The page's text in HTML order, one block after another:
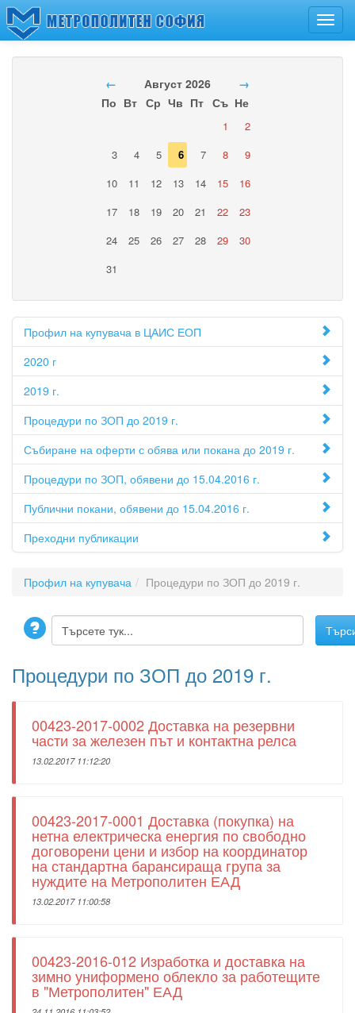
← Август 2026
→
По Вт Ср Чв Пт Съ Не
1
2
3
4 5 6 7 8
9
10
11 12 13 14 15
16
17
18 19 20 21 22
23
24
25 26 27 28 29
30
31
Профил на купувача в ЦАИС ЕОП
2020 г
2019 г.
Процедури по ЗОП до 2019 г.
Събиране на оферти с обява или покана до 2019 г.
Процедури по ЗОП, обявени до 15.04.2016 г.
Публични покани, обявени до 15.04.2016 г.
Преходни публикации
Профил на купувача Процедури по ЗОП до 2019 г.
Процедури по ЗОП до 2019 г.
00423-2017-0002 Доставка на резервни
части за железен път и контактна релса
13.02.2017 11:12:20
00423-2017-0001 Доставка (покупка) на
нетна електрическа енергия по свободно
договорени цени и избор на координатор
на стандартна барансираща група за
нуждите на Метрополитен ЕАД
13.02.2017 11:00:58
00423-2016-012 Изработка и доставка на
зимно униформено облекло за работещите
в "Метрополитен" ЕАД